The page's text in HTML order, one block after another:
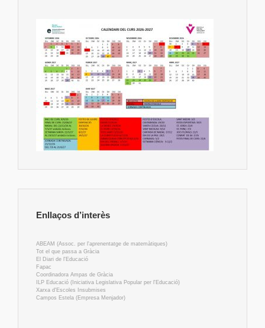
Enllaços d’interès
ABEAM (Assoc. per l'aprenentatge de matemàtiques)
Tot el que passa a Gràcia
El Diari de l'Educació
Fapac
Coordinadora Ampas de Gràcia
ILP Educació (Iniciativa Legislativa Popular per l'Educació)
Xarxa d'Escoles Insubmises
Campos Estela (Empresa Menjador)